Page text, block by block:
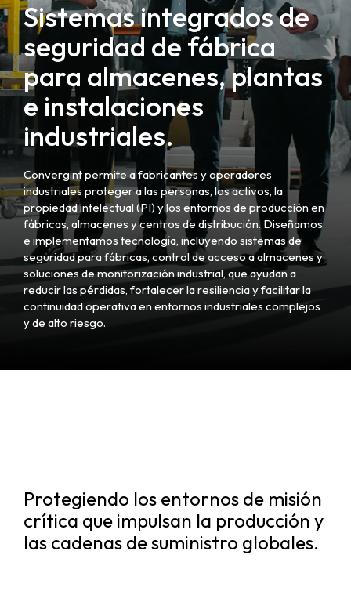
Sistemas integrados de
seguridad de fábrica
para almacenes, plantas
e instalaciones
industriales.
Convergint permite a fabricantes y operadores
industriales proteger a las personas, los activos, la
propiedad intelectual (PI) y los entornos de producción en
fábricas, almacenes y centros de distribución. Diseñamos
e implementamos tecnología, incluyendo sistemas de
seguridad para fábricas, control de acceso a almacenes y
soluciones de monitorización industrial, que ayudan a
reducir las pérdidas, fortalecer la resiliencia y facilitar la
continuidad operativa en entornos industriales complejos
y de alto riesgo.
Protegiendo los entornos de misión
crítica que impulsan la producción y
las cadenas de suministro globales.